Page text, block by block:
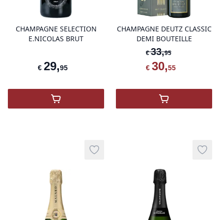
CHAMPAGNE SELECTION
E.NICOLAS BRUT
€ 29,95
,Champagne E.Nicolas
CHAMPAGNE DEUTZ CLASSIC
DEMI BOUTEILLE
€ 33,95
€ 30,55
,Champagne
Add to wishlist Add